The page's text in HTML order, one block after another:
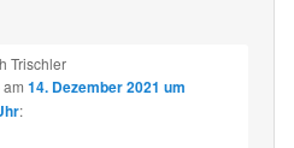
Trischler
am 14. Dezember 2021 um
: